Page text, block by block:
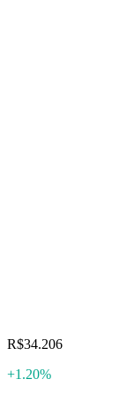
R$34.206
+1.20%